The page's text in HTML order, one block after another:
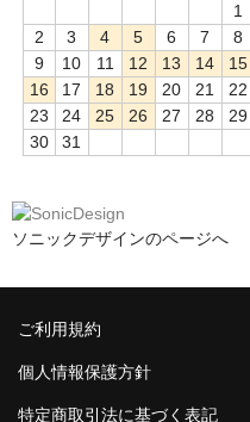
1
2
3 4 5 6 7
8
9
10 11 12 13 14
15
16
17 18 19 20 21
22
23
24 25 26 27 28
29
30
31
ソニックデザインのページへ
ご利用規約
個人情報保護方針
特定商取引法に基づく表記